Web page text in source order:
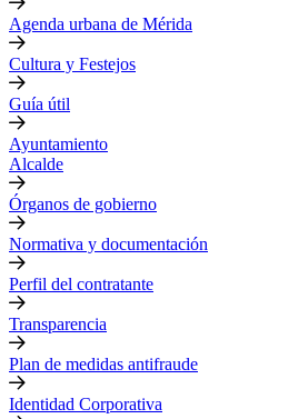
Agenda urbana de Mérida
Cultura y Festejos
Guía útil
Ayuntamiento
Alcalde
Órganos de gobierno
Normativa y documentación
Perfil del contratante
Transparencia
Plan de medidas antifraude
Identidad Corporativa